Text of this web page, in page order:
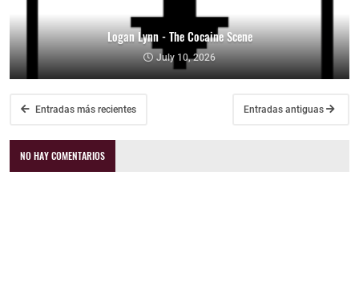
Logan Lynn - The Cocaine Scene
July 10, 2026
Entradas más recientes Entradas antiguas
NO HAY COMENTARIOS